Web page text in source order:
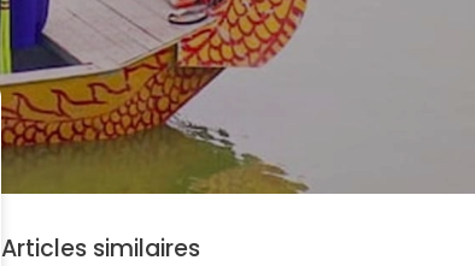
Articles similaires